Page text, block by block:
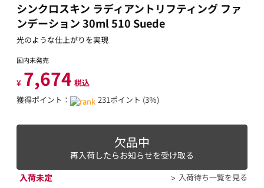
シンクロスキン ラディアントリフティング ファ
ンデーション 30ml 510 Suede
光のような仕上がりを実現
国内未発売
¥ 7,674 税込
獲得ポイント：
231ポイント (3％)
欠品中
再入荷したらお知らせを受け取る
入荷未定
入荷待ち一覧を見る